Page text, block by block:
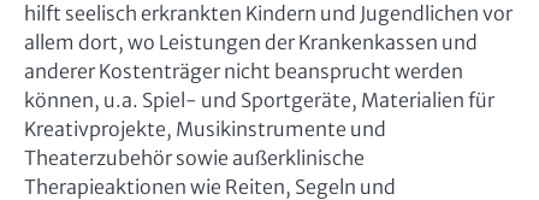
hilft seelisch erkrankten Kindern und Jugendlichen vor
allem dort, wo Leistungen der Krankenkassen und
anderer Kostenträger nicht beansprucht werden
können, u.a. Spiel- und Sportgeräte, Materialien für
Kreativprojekte, Musikinstrumente und
Theaterzubehör sowie außerklinische
Therapieaktionen wie Reiten, Segeln und